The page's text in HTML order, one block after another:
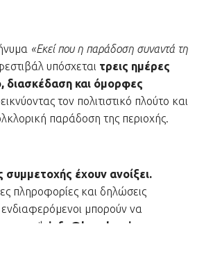
«Εκεί που η παράδοση συναντά τη
υπόσχεται τρεις ημέρες
διασκέδαση και όμορφες
τον πολιτιστικό πλούτο και
παράδοση της περιοχής.
συμμετοχής έχουν ανοίξει.
πληροφορίες και δηλώσεις
ενδιαφερόμενοι μπορούν να
email: info@kavalouri.com